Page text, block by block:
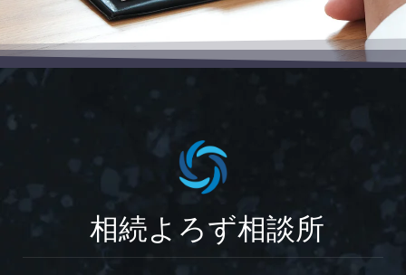
相続よろず相談所